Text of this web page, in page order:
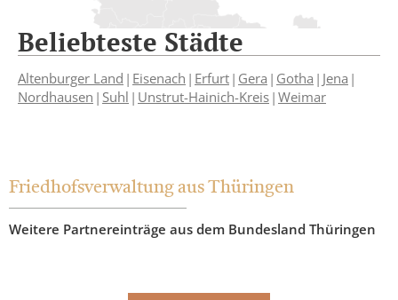
Beliebteste Städte
Altenburger Land Eisenach Erfurt Gera Gotha Jena
Nordhausen Suhl Unstrut-Hainich-Kreis Weimar
Friedhofsverwaltung aus Thüringen
Weitere Partnereinträge aus dem Bundesland Thüringen